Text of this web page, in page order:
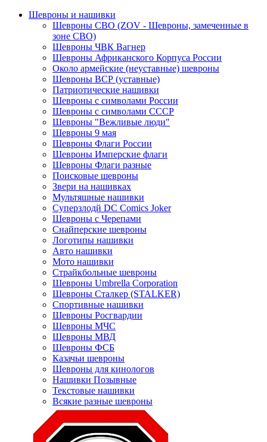
Шевроны и нашивки
Шевроны СВО (ZOV - Шевроны, замеченные в
зоне СВО)
Шевроны ЧВК Вагнер
Шевроны Африканского Корпуса России
Около армейские (неуставные) шевроны
Шевроны ВСР (уставные)
Патриотические нашивки
Шевроны с символами России
Шевроны с символами СССР
Шевроны "Вежливые люди"
Шевроны 9 мая
Шевроны Флаги России
Шевроны Имперские флаги
Шевроны Флаги разные
Поисковые шевроны
Звери на нашивках
Мультяшные нашивки
Суперзлодй DC Comics Joker
Шевроны с Черепами
Снайперские шевроны
Логотипы нашивки
Авто нашивки
Мото нашивки
Страйкбольные шевроны
Шевроны Umbrella Corporation
Шевроны Сталкер (STALKER)
Спортивные нашивки
Шевроны Росгвардии
Шевроны МЧС
Шевроны МВД
Шевроны ФСБ
Казачьи шевроны
Шевроны для кинологов
Нашивки Позывные
Текстовые нашивки
Всякие разные шевроны